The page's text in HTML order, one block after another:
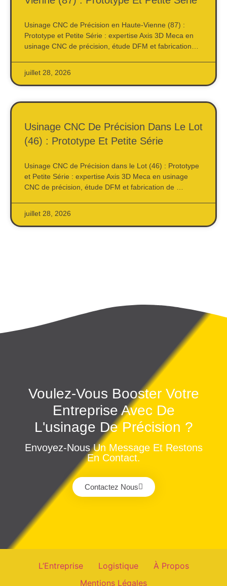
Usinage CNC de Précision en Haute-Vienne (87) :
Prototype et Petite Série : expertise Axis 3D Meca en
usinage CNC de précision, étude DFM et fabrication…
juillet 28, 2026
Usinage CNC De Précision Dans Le Lot
(46) : Prototype Et Petite Série
Usinage CNC de Précision dans le Lot (46) : Prototype
et Petite Série : expertise Axis 3D Meca en usinage
CNC de précision, étude DFM et fabrication de …
juillet 28, 2026
Voulez-Vous Booster Votre
Entreprise Avec De
L'usinage De Précision ?
Envoyez-Nous Un Message Et Restons
En Contact.
Contactez Nous
L’Entreprise Logistique
À Propos
Mentions Légales